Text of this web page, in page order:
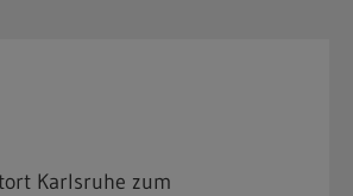
Karlsruhe zum